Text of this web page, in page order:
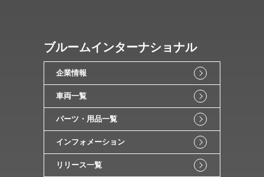
ブルームインターナショナル
企業情報
車両一覧
パーツ・用品一覧
インフォメーション
リリース一覧